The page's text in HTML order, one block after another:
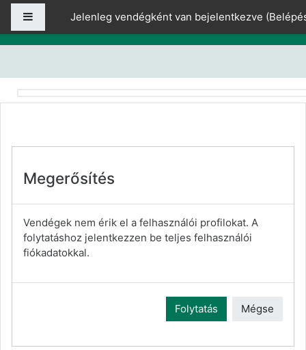
Tovább a fő tartalomhoz
OldalpanelJelenleg vendégként van bejelentkezve (
Megerősítés
Vendégek nem érik el a felhasználói profilokat. A
folytatáshoz jelentkezzen be teljes felhasználói
fiókadatokkal.
Folytatás Mégse